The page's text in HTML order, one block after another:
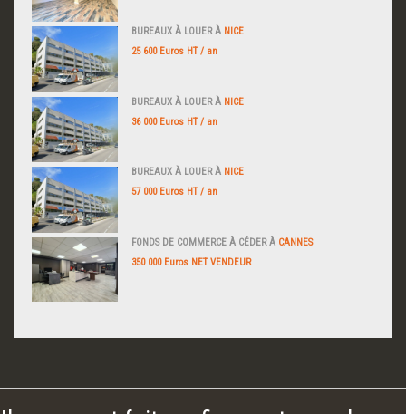
BUREAUX À LOUER À NICE
25 600 Euros HT / an
BUREAUX À LOUER À NICE
36 000 Euros HT / an
BUREAUX À LOUER À NICE
57 000 Euros HT / an
FONDS DE COMMERCE À CÉDER À CANNES
350 000 Euros NET VENDEUR